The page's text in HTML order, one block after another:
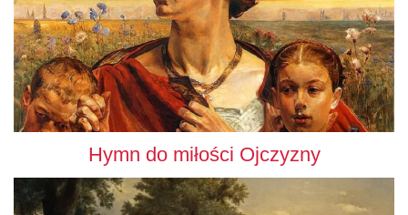
Hymn do miłości Ojczyzny